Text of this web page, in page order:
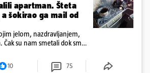
apartman. Šteta
šokirao ga mail od
jelom, nazdravljanjem,
Čak su nam smetali dok smo
10 75